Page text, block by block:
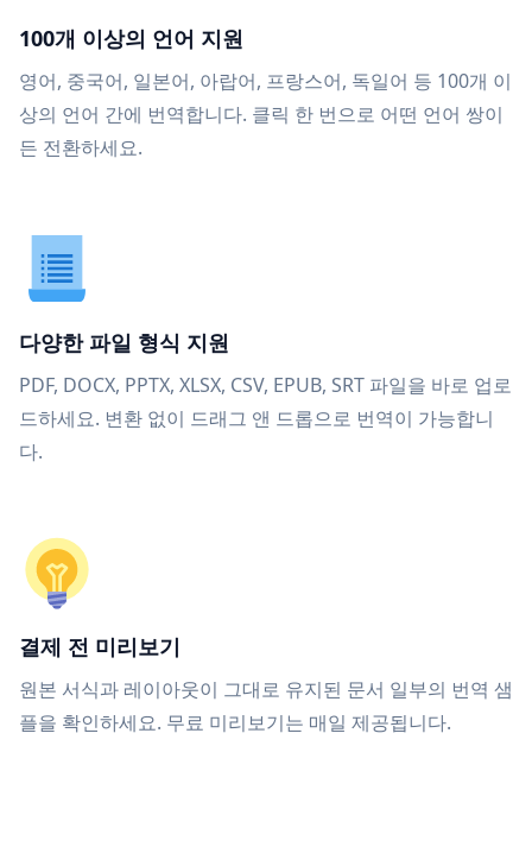
100개 이상의 언어 지원
영어, 중국어, 일본어, 아랍어, 프랑스어, 독일어 등 100개 이
상의 언어 간에 번역합니다. 클릭 한 번으로 어떤 언어 쌍이
든 전환하세요.
다양한 파일 형식 지원
PDF, DOCX, PPTX, XLSX, CSV, EPUB, SRT 파일을 바로 업로
드하세요. 변환 없이 드래그 앤 드롭으로 번역이 가능합니
다.
결제 전 미리보기
원본 서식과 레이아웃이 그대로 유지된 문서 일부의 번역 샘
플을 확인하세요. 무료 미리보기는 매일 제공됩니다.